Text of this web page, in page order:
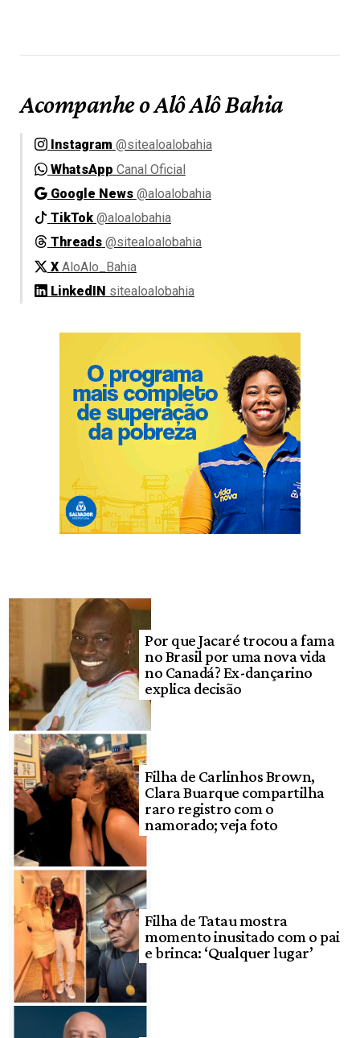
Acompanhe o Alô Alô Bahia
Instagram @sitealoalobahia
WhatsApp Canal Oficial
Google News @aloalobahia
TikTok @aloalobahia
Threads @sitealoalobahia
X AloAlo_Bahia
LinkedIN sitealoalobahia
Por que Jacaré trocou a fama
no Brasil por uma nova vida
no Canadá? Ex-dançarino
explica decisão
Filha de Carlinhos Brown,
Clara Buarque compartilha
raro registro com o
namorado; veja foto
Filha de Tatau mostra
momento inusitado com o pai
e brinca: ‘Qualquer lugar’